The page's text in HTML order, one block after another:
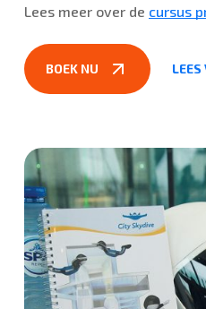
Lees meer over de cursus
BOEK NU LEES